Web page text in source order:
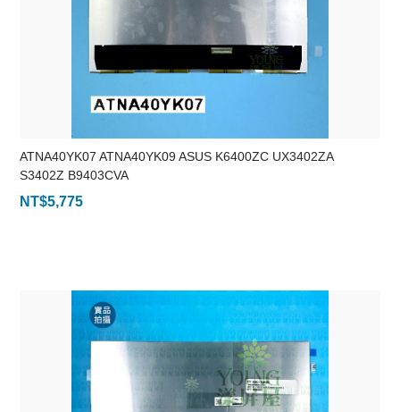
ATNA40YK07 ATNA40YK09 ASUS K6400ZC UX3402ZA
S3402Z B9403CVA
NT$5,775